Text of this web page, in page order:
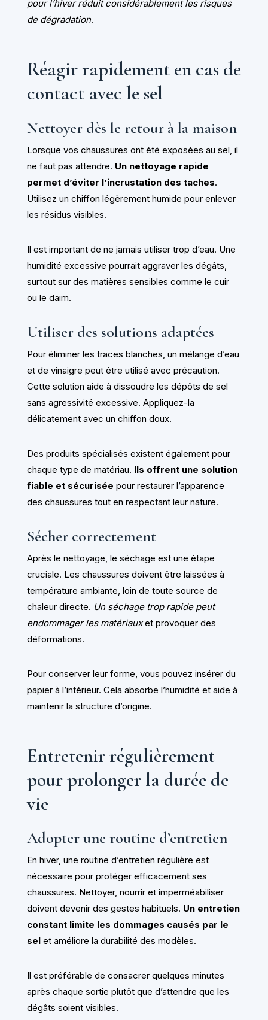
pour l’hiver réduit considérablement les risques
de dégradation.
Réagir rapidement en cas de
contact avec le sel
Nettoyer dès le retour à la maison
Lorsque vos chaussures ont été exposées au sel, il
ne faut pas attendre. Un nettoyage rapide
permet d’éviter l’incrustation des taches.
Utilisez un chiffon légèrement humide pour enlever
les résidus visibles.
Il est important de ne jamais utiliser trop d’eau. Une
humidité excessive pourrait aggraver les dégâts,
surtout sur des matières sensibles comme le cuir
ou le daim.
Utiliser des solutions adaptées
Pour éliminer les traces blanches, un mélange d’eau
et de vinaigre peut être utilisé avec précaution.
Cette solution aide à dissoudre les dépôts de sel
sans agressivité excessive. Appliquez-la
délicatement avec un chiffon doux.
Des produits spécialisés existent également pour
chaque type de matériau. Ils offrent une solution
fiable et sécurisée pour restaurer l’apparence
des chaussures tout en respectant leur nature.
Sécher correctement
Après le nettoyage, le séchage est une étape
cruciale. Les chaussures doivent être laissées à
température ambiante, loin de toute source de
chaleur directe. Un séchage trop rapide peut
endommager les matériauxet provoquer des
déformations.
Pour conserver leur forme, vous pouvez insérer du
papier à l’intérieur. Cela absorbe l’humidité et aide à
maintenir la structure d’origine.
Entretenir régulièrement
pour prolonger la durée de
vie
Adopter une routine d’entretien
En hiver, une routine d’entretien régulière est
nécessaire pour protéger efficacement ses
chaussures. Nettoyer, nourrir et imperméabiliser
doivent devenir des gestes habituels. Un entretien
constant limite les dommages causés par le
selet améliore la durabilité des modèles.
Il est préférable de consacrer quelques minutes
après chaque sortie plutôt que d’attendre que les
dégâts soient visibles.